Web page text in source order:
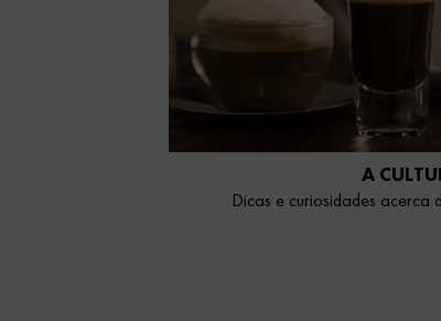
A
Dicas e curiosidades acerca